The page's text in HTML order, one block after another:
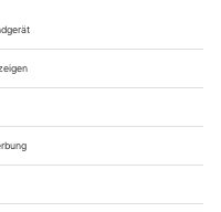
Preise für Käufe
Auslösen der Bestellung